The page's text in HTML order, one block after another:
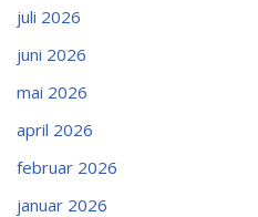
juli 2026
juni 2026
mai 2026
april 2026
februar 2026
januar 2026